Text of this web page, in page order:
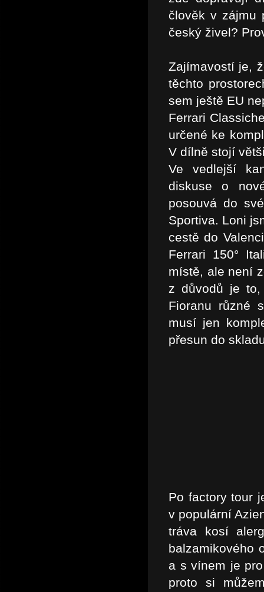
člověk v zájmu
český živel?
Zajímavostí je,
těchto
sem ještě EU
Ferrari
určené ke
V dílně stojí
Ve vedlejší
diskuse o
posouvá do
Sportiva. Loni
cestě do
Ferrari 150°
místě, ale není
z důvodů je
Fioranu různé
musí jen
přesun do
Po factory tour
v populární
tráva kosí
balzamikového
a s vínem je
proto si